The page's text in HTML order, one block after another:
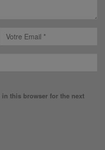
this browser for the next